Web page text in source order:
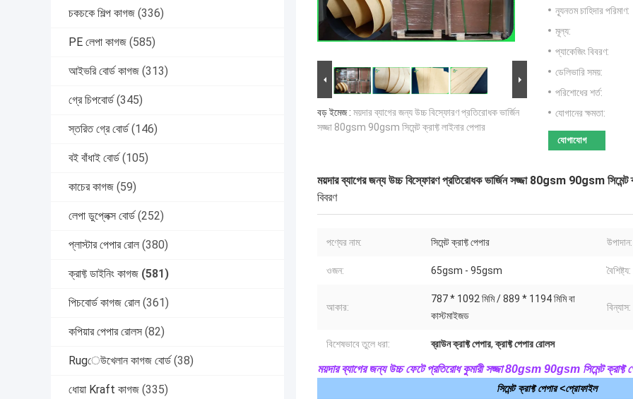
চকচকে শিল্প কাগজ (336)
PE লেপা কাগজ (585)
আইভরি বোর্ড কাগজ (313)
গ্রে চিপবোর্ড (345)
স্তরিত গ্রে বোর্ড (146)
বই বাঁধাই বোর্ড (105)
কাচের কাগজ (59)
লেপা ডুপ্লেক্স বোর্ড (252)
প্লাস্টার পেপার রোল (380)
ক্রাফ্ট ডাইনিং কাগজ (581)
পিচবোর্ড কাগজ রোল (361)
কপিয়ার পেপার রোলস (82)
Rugেউখেলান কাগজ বোর্ড (38)
ধোয়া Kraft কাগজ (335)
বড় ইমেজ : ময়দার ব্যাগের জন্য উচ্চ বিস্ফোরণ প্রতিরোধক ভার্জিন
সজ্জা 80gsm 90gsm সিমেন্ট ক্রাফ্ট লাইনার পেপার
ন্যূনতম চাহিদার পরিমাণ:
মূল্য:
প্যাকেজিং বিবরণ:
ডেলিভারি সময়:
পরিশোধের শর্ত:
যোগানের ক্ষমতা:
যোগাযোগ
ময়দার ব্যাগের জন্য উচ্চ বিস্ফোরণ প্রতিরোধক ভার্জিন সজ্জা 80gsm 90gsm সিমেন্ট
বিবরণ
পণ্যের নাম: সিমেন্ট ক্রাফ্ট পেপার উপাদান:
ওজন: 65gsm - 95gsm বৈশিষ্ট্য:
আকার:
787 * 1092 মিমি / 889 * 1194 মিমি বা
কাস্টমাইজড
বিন্যাস:
বিশেষভাবে তুলে ধরা: ব্রাউন ক্রাফ্ট পেপার,ক্রাফ্ট পেপার রোলস
ময়দার ব্যাগের জন্য উচ্চ ফেটে প্রতিরোধ কুমারী সজ্জা 80gsm 90gsm সিমেন্ট ক্রাফ্ট
সিমেন্ট ক্রাফ্ট পেপার <প্রোফাইল